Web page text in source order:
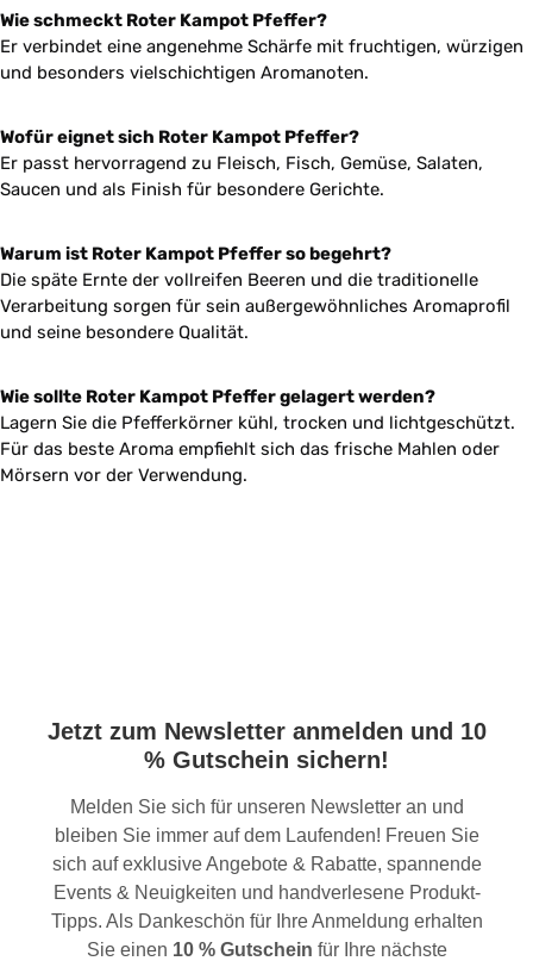
Wie schmeckt Roter Kampot Pfeffer?
Er verbindet eine angenehme Schärfe mit fruchtigen, würzigen
und besonders vielschichtigen Aromanoten.
Wofür eignet sich Roter Kampot Pfeffer?
Er passt hervorragend zu Fleisch, Fisch, Gemüse, Salaten,
Saucen und als Finish für besondere Gerichte.
Warum ist Roter Kampot Pfeffer so begehrt?
Die späte Ernte der vollreifen Beeren und die traditionelle
Verarbeitung sorgen für sein außergewöhnliches Aromaprofil
und seine besondere Qualität.
Wie sollte Roter Kampot Pfeffer gelagert werden?
Lagern Sie die Pfefferkörner kühl, trocken und lichtgeschützt.
Für das beste Aroma empfiehlt sich das frische Mahlen oder
Mörsern vor der Verwendung.
Jetzt zum Newsletter anmelden und 10
% Gutschein sichern!
Melden Sie sich für unseren Newsletter an und
bleiben Sie immer auf dem Laufenden! Freuen Sie
sich auf exklusive Angebote & Rabatte, spannende
Events & Neuigkeiten und handverlesene Produkt-
Tipps. Als Dankeschön für Ihre Anmeldung erhalten
Sie einen 10 % Gutschein für Ihre nächste